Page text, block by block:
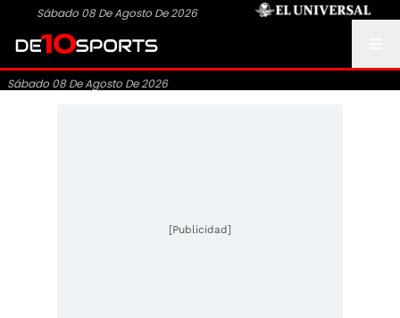
Sábado 08 De Agosto De 2026
Sábado 08 De Agosto De 2026
[Publicidad]